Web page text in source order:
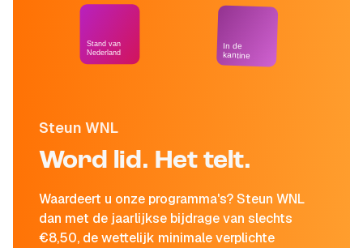
Steun WNL
Word lid. Het telt.
Waardeert u onze programma's? Steun WNL
dan met de jaarlijkse bijdrage van slechts
€8,50, de wettelijk minimale verplichte
Stand van
Nederland
In de
kantine